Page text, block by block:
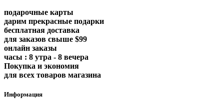
подарочные карты
дарим прекрасные подарки
бесплатная доставка
для заказов свыше $99
онлайн заказы
часы : 8 утра - 8 вечера
Покупка и экономия
для всех товаров магазина
Информация